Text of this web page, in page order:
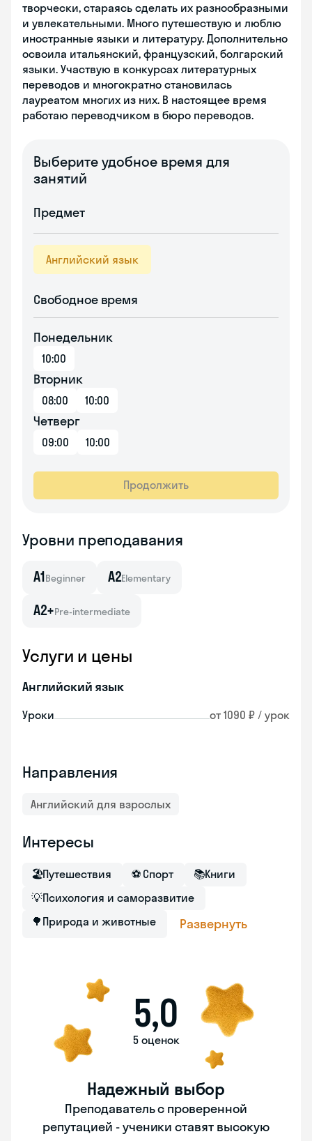
творчески, стараясь сделать их разнообразными
и увлекательными. Много путешествую и люблю
иностранные языки и литературу. Дополнительно
освоила итальянский, французский, болгарский
языки. Участвую в конкурсах литературных
переводов и многократно становилась
лауреатом многих из них. В настоящее время
работаю переводчиком в бюро переводов.
Выберите удобное время для
занятий
Предмет
Английский язык
Свободное время
Понедельник
10:00
Вторник
08:00 10:00
Четверг
09:00 10:00
Продолжить
Уровни преподавания
A1Beginner A2Elementary
A2+Pre-intermediate
Услуги и цены
Английский язык
Уроки от 1090 ₽ / урок
Направления
Английский для взрослых
Интересы
🏖Путешествия ⚽ Спорт 📚Книги
💡Психология и саморазвитие
🌳 Природа и животные Развернуть
5,0
5 оценок
Надежный выбор
Преподаватель с проверенной
репутацией - ученики ставят высокую